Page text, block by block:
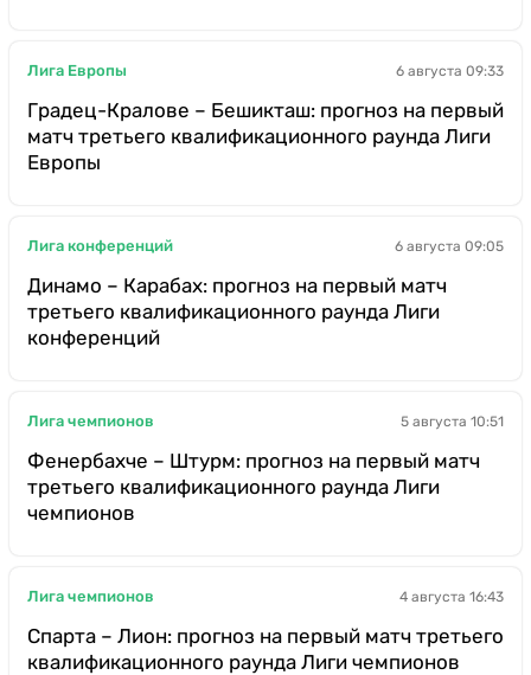
Лига Европы 6 августа 09:33
Градец-Кралове – Бешикташ: прогноз на первый
матч третьего квалификационного раунда Лиги
Европы
Лига конференций 6 августа 09:05
Динамо – Карабах: прогноз на первый матч
третьего квалификационного раунда Лиги
конференций
Лига чемпионов 5 августа 10:51
Фенербахче – Штурм: прогноз на первый матч
третьего квалификационного раунда Лиги
чемпионов
Лига чемпионов 4 августа 16:43
Спарта – Лион: прогноз на первый матч третьего
квалификационного раунда Лиги чемпионов